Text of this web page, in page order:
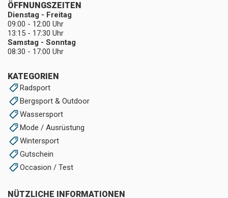
KATEGORIEN
Radsport
Bergsport & Outdoor
Wassersport
Mode / Ausrüstung
Wintersport
Gutschein
Occasion / Test
NÜTZLICHE INFORMATIONEN
ÖFFNUNGSZEITEN
Dienstag - Freitag
09:00 - 12:00 Uhr
13:15 - 17:30 Uhr
Samstag - Sonntag
08:30 - 17:00 Uhr